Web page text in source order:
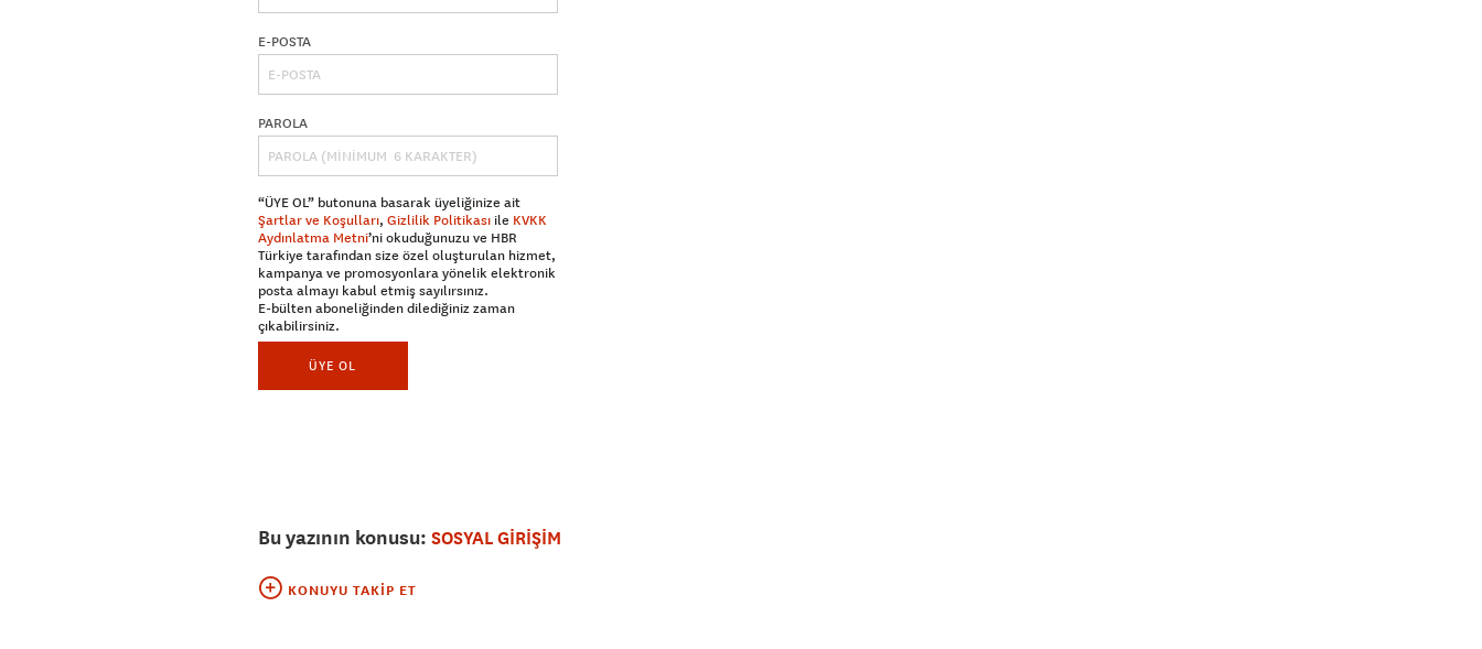
E-POSTA
PAROLA
“ÜYE OL” butonuna basarak üyeliğinize ait
Şartlar ve Koşulları, Gizlilik Politikası ile KVKK
Aydınlatma Metni’ni okuduğunuzu ve HBR
Türkiye tarafından size özel oluşturulan hizmet,
kampanya ve promosyonlara yönelik elektronik
posta almayı kabul etmiş sayılırsınız.
E-bülten aboneliğinden dilediğiniz zaman
çıkabilirsiniz.
ÜYE OL
Bu yazının konusu: SOSYAL GİRİŞİM
KONUYU TAKIP ET